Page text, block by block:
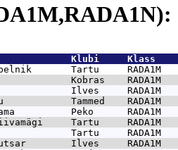
Klubi
Tartu     RADA1M
Kobras    RADA1M
Ilves     RADA1M
Tammed    RADA1M
Peko      RADA1M
Tartu     RADA1M
Tartu     RADA1M
Ilves     RADA1M